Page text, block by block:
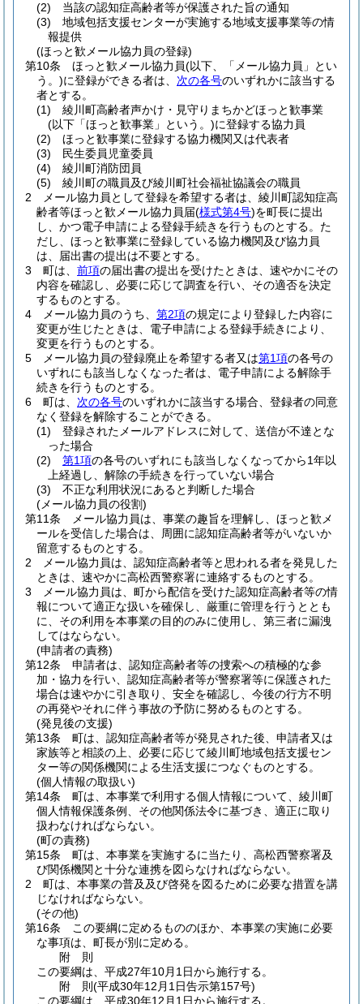
(2)
当該の認知症高齢者等が保護された旨の通知
(3)
地域包括支援センターが実施する地域支援事業等の情
報提供
(ほっと歓メール協力員の登録)
第10条
ほっと歓メール協力員(以下、「メール協力員」とい
う。)に登録ができる者は、 次の各号のいずれかに該当する
者とする。
(1)
綾川町高齢者声かけ・見守りまちかどほっと歓事業
(以下「ほっと歓事業」という。)に登録する協力員
(2)
ほっと歓事業に登録する協力機関又は代表者
(3)
民生委員児童委員
(4)
綾川町消防団員
(5)
綾川町の職員及び綾川町社会福祉協議会の職員
2
メール協力員として登録を希望する者は、綾川町認知症高
齢者等ほっと歓メール協力員届(様式第4号)を町長に提出
し、かつ電子申請による登録手続きを行うものとする。 た
だし、ほっと歓事業に登録している協力機関及び協力員
は、届出書の提出は不要とする。
3
町は、 前項の届出書の提出を受けたときは、速やかにその
内容を確認し、必要に応じて調査を行い、その適否を決定
するものとする。
4
メール協力員のうち、 第2項の規定により登録した内容に
変更が生じたときは、電子申請による登録手続きにより、
変更を行うものとする。
5
メール協力員の登録廃止を希望する者又は第1項の各号の
いずれにも該当しなくなった者は、電子申請による解除手
続きを行うものとする。
6
町は、 次の各号のいずれかに該当する場合、登録者の同意
なく登録を解除することができる。
(1)
登録されたメールアドレスに対して、送信が不達とな
った場合
(2)
第1項の各号のいずれにも該当しなくなってから1年以
上経過し、解除の手続きを行っていない場合
(3)
不正な利用状況にあると判断した場合
(メール協力員の役割)
第11条
メール協力員は、事業の趣旨を理解し、ほっと歓メ
ールを受信した場合は、周囲に認知症高齢者等がいないか
留意するものとする。
2
メール協力員は、認知症高齢者等と思われる者を発見した
ときは、速やかに高松西警察署に連絡するものとする。
3
メール協力員は、町から配信を受けた認知症高齢者等の情
報について適正な扱いを確保し、厳重に管理を行うととも
に、その利用を本事業の目的のみに使用し、第三者に漏洩
してはならない。
(申請者の責務)
第12条
申請者は、認知症高齢者等の捜索への積極的な参
加・協力を行い、認知症高齢者等が警察署等に保護された
場合は速やかに引き取り、安全を確認し、今後の行方不明
の再発やそれに伴う事故の予防に努めるものとする。
(発見後の支援)
第13条
町は、認知症高齢者等が発見された後、申請者又は
家族等と相談の上、必要に応じて綾川町地域包括支援セン
ター等の関係機関による生活支援につなぐものとする。
(個人情報の取扱い)
第14条
町は、本事業で利用する個人情報について、綾川町
個人情報保護条例、その他関係法令に基づき、適正に取り
扱わなければならない。
(町の責務)
第15条
町は、本事業を実施するに当たり、高松西警察署及
び関係機関と十分な連携を図らなければならない。
2
町は、本事業の普及及び啓発を図るために必要な措置を講
じなければならない。
(その他)
第16条
この要綱に定めるもののほか、本事業の実施に必要
な事項は、町長が別に定める。
附 則
この要綱は、平成27年10月1日から施行する。
附 則(平成30年12月1日告示第157号)
この要綱は、平成30年12月1日から施行する。